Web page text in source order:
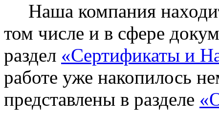
Наша компания
том числе и в сфере
раздел «Сертификаты и
работе уже накопилось
представлены в разделе